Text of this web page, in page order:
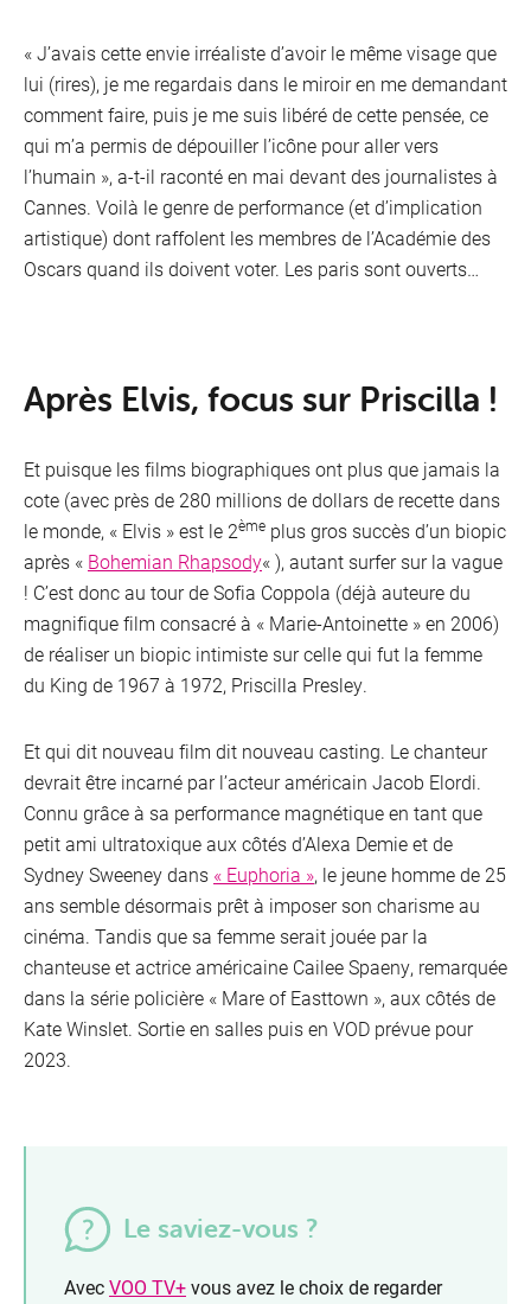
« J’avais cette envie irréaliste d’avoir le même visage que
lui (rires), je me regardais dans le miroir en me demandant
comment faire, puis je me suis libéré de cette pensée, ce
qui m’a permis de dépouiller l’icône pour aller vers
l’humain », a-t-il raconté en mai devant des journalistes à
Cannes. Voilà le genre de performance (et d’implication
artistique) dont raffolent les membres de l’Académie des
Oscars quand ils doivent voter. Les paris sont ouverts…
Après Elvis, focus sur Priscilla !
Et puisque les films biographiques ont plus que jamais la
cote (avec près de 280 millions de dollars de recette dans
le monde, « Elvis » est le 2ème plus gros succès d’un biopic
après « Bohemian Rhapsody« ), autant surfer sur la vague
! C’est donc au tour de Sofia Coppola (déjà auteure du
magnifique film consacré à « Marie-Antoinette » en 2006)
de réaliser un biopic intimiste sur celle qui fut la femme
du King de 1967 à 1972, Priscilla Presley.
Et qui dit nouveau film dit nouveau casting. Le chanteur
devrait être incarné par l’acteur américain Jacob Elordi.
Connu grâce à sa performance magnétique en tant que
petit ami ultratoxique aux côtés d’Alexa Demie et de
Sydney Sweeney dans « Euphoria », le jeune homme de 25
ans semble désormais prêt à imposer son charisme au
cinéma. Tandis que sa femme serait jouée par la
chanteuse et actrice américaine Cailee Spaeny, remarquée
dans la série policière « Mare of Easttown », aux côtés de
Kate Winslet. Sortie en salles puis en VOD prévue pour
2023.
Le saviez-vous ?
AvecVOO TV+vous avez le choix de regarder